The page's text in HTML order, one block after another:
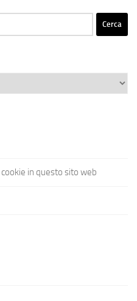
in questo sito web